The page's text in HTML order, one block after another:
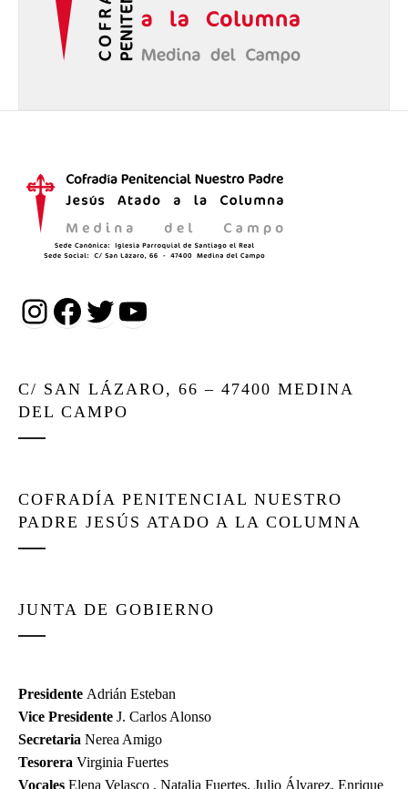
Instagram
Facebook
Twitter
YouTube
C/ SAN LÁZARO, 66 – 47400 MEDINA
DEL CAMPO
COFRADÍA PENITENCIAL NUESTRO
PADRE JESÚS ATADO A LA COLUMNA
JUNTA DE GOBIERNO
Presidente Adrián Esteban
Vice Presidente J. Carlos Alonso
Secretaria Nerea Amigo
Tesorera Virginia Fuertes
Vocales Elena Velasco , Natalia Fuertes, Julio Álvarez, Enrique